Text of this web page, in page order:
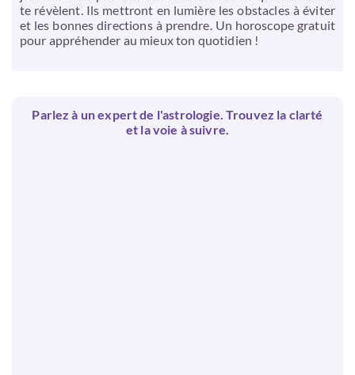
te révèlent. Ils mettront en lumière les obstacles à éviter
et les bonnes directions à prendre. Un horoscope gratuit
pour appréhender au mieux ton quotidien !
Parlez à un expert de l'astrologie. Trouvez la clarté
et la voie à suivre.